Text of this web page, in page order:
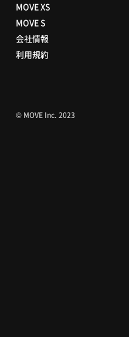
MOVE XS
MOVE S
会社情報
利用規約
© MOVE Inc. 2023